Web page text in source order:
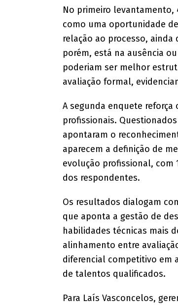
No primeiro levantamento,
como uma oportunidade
relação ao processo,
porém, está na ausência
poderiam ser melhor
avaliação formal,
A segunda enquete
profissionais.
apontaram o
aparecem a definição de
evolução profissional, com
dos respondentes.
Os resultados dialogam
que aponta a gestão de
habilidades técnicas mais
alinhamento entre
diferencial competitivo em
de talentos qualificados.
Para Laís Vasconcelos,